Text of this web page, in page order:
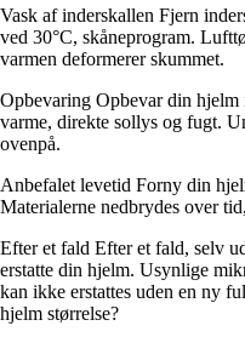
Vask af inderskallen Fjern
ved 30°C, skåneprogram.
varmen deformerer skummet.
Opbevaring Opbevar din
varme, direkte sollys og fugt.
ovenpå.
Anbefalet levetid Forny din
Materialerne nedbrydes over
Efter et fald Efter et fald, selv
erstatte din hjelm. Usynlige
kan ikke erstattes uden en ny
hjelm størrelse?